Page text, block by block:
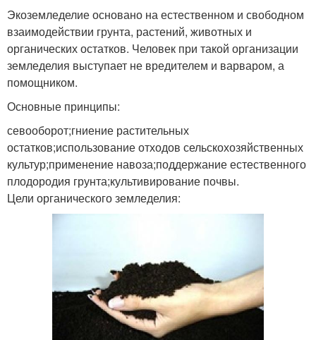
Экоземледелие основано на естественном и свободном
взаимодействии грунта, растений, животных и
органических остатков. Человек при такой организации
земледелия выступает не вредителем и варваром, а
помощником.
Основные принципы:
севооборот;гниение растительных
остатков;использование отходов сельскохозяйственных
культур;применение навоза;поддержание естественного
плодородия грунта;культивирование почвы.
Цели органического земледелия: